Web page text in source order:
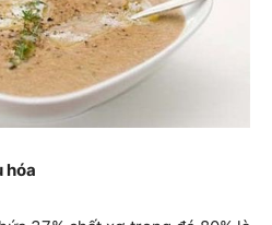
hóa